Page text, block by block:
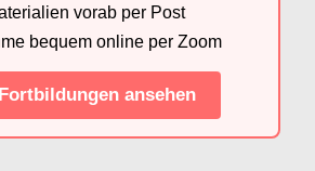
vorab per Post
bequem online per Zoom
ansehen